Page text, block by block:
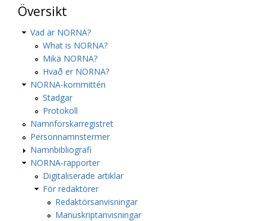
Översikt
Vad är NORNA?
What is NORNA?
Mikä NORNA?
Hvað er NORNA?
NORNA-kommittén
Stadgar
Protokoll
Namnforskarregistret
Personnamnstermer
Namnbibliografi
NORNA-rapporter
Digitaliserade artiklar
För redaktörer
Redaktörsanvisningar
Manuskriptanvisningar